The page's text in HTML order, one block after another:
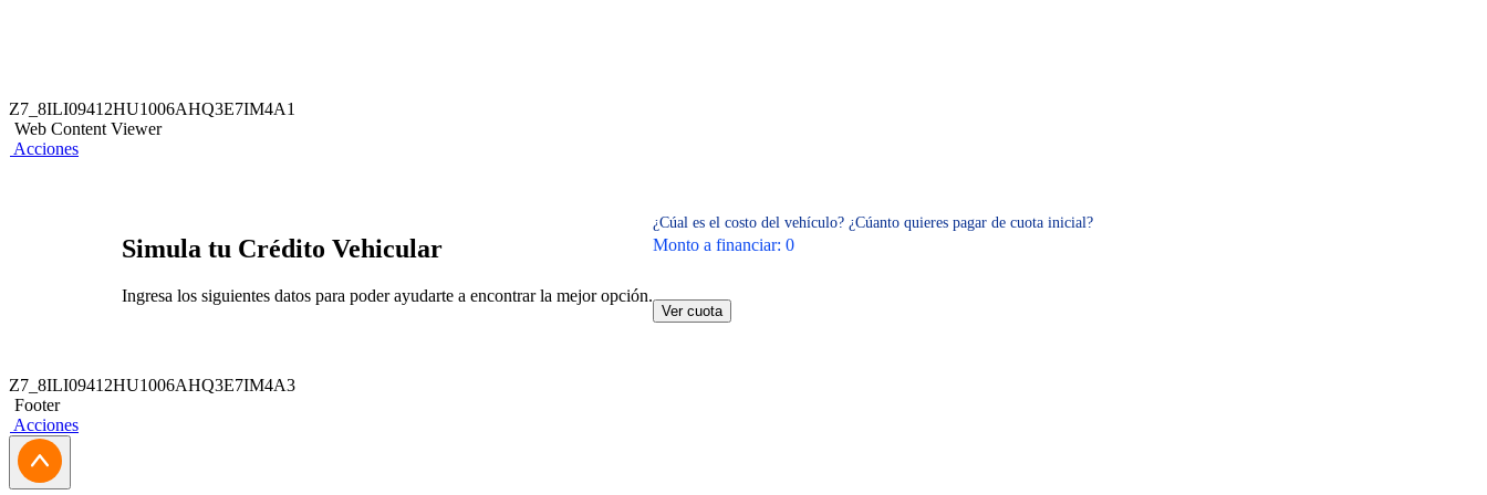
Z7_8ILI09412HU1006AHQ3E7IM4A1
Web Content Viewer
Acciones
Simula tu Crédito Vehicular
Ingresa los siguientes datos para poder ayudarte a encontrar la mejor opción.
¿Cúal es el costo del vehículo? ¿Cúanto quieres pagar de cuota inicial?
Monto a financiar: 0
Ver cuota
Z7_8ILI09412HU1006AHQ3E7IM4A3
Footer
Acciones